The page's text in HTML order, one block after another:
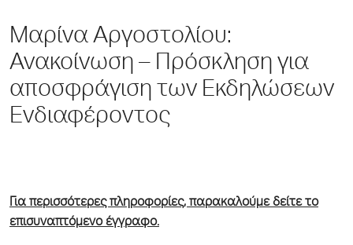
Μαρίνα Αργοστολίου:
Ανακοίνωση – Πρόσκληση για
αποσφράγιση των Εκδηλώσεων
Ενδιαφέροντος
Για περισσότερες πληροφορίες, παρακαλούμε δείτε το
επισυναπτόμενο έγγραφο.